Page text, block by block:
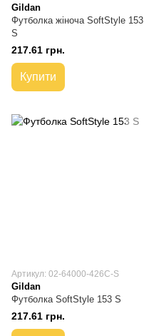
Gildan
Футболка жіноча SoftStyle 153
S
217.61 грн.
Купити
Артикул: 02-64000-426C-S
Gildan
Футболка SoftStyle 153 S
217.61 грн.